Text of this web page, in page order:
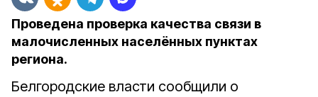
Проведена проверка качества связи в
малочисленных населённых пунктах
региона.
Белгородские власти сообщили о